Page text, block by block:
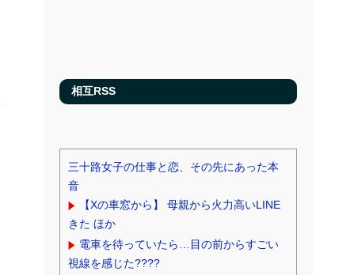
相互RSS
三十路女子の仕事と恋、その先にあった本
音
【Xの車窓から】 母親から火力高いLINE
きた ほか
電車を待っていたら…目の前からすごい
視線を感じた????